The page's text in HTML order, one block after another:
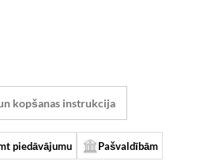
kopšanas instrukcija
piedāvājumu Pašvaldībām